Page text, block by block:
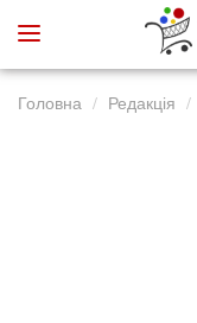
Головна Редакція